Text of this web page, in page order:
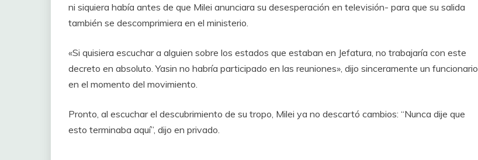
ni siquiera había antes de que Milei anunciara su desesperación en televisión- para que su salida
también se descomprimiera en el ministerio.
«Si quisiera escuchar a alguien sobre los estados que estaban en Jefatura, no trabajaría con este
decreto en absoluto. Yasin no habría participado en las reuniones», dijo sinceramente un funcionario
en el momento del movimiento.
Pronto, al escuchar el descubrimiento de su tropo, Milei ya no descartó cambios: “Nunca dije que
esto terminaba aquí”, dijo en privado.